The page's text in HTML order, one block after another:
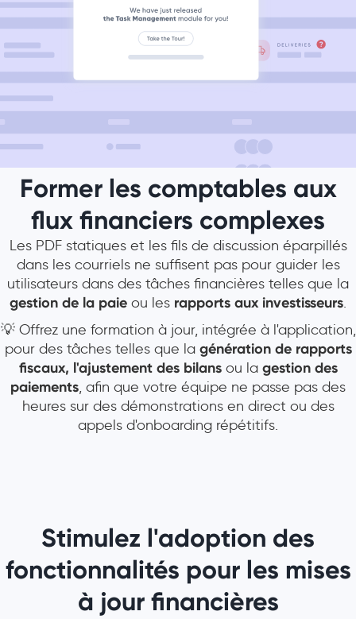
Former les comptables aux
flux financiers complexes
Les PDF statiques et les fils de discussion éparpillés
dans les courriels ne suffisent pas pour guider les
utilisateurs dans des tâches financières telles que la
gestion de la paie ou les rapports aux investisseurs.
💡 Offrez une formation à jour, intégrée à l'application,
pour des tâches telles que la génération de rapports
fiscaux, l'ajustement des bilansou la gestion des
paiements, afin que votre équipe ne passe pas des
heures sur des démonstrations en direct ou des
appels d'onboarding répétitifs.
Stimulez l'adoption des
fonctionnalités pour les mises
à jour financières